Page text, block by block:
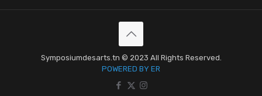
Symposiumdesarts.tn © 2023 All Rights Reserved.
POWERED BY ER